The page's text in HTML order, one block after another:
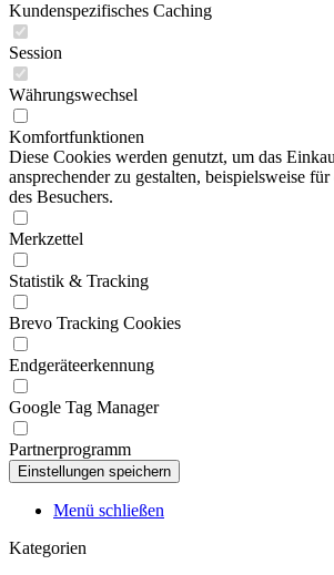
Kundenspezifisches Caching
Session
Währungswechsel
Komfortfunktionen
Diese Cookies werden genutzt, um das
ansprechender zu gestalten, beispielsweise
des Besuchers.
Merkzettel
Statistik & Tracking
Brevo Tracking Cookies
Endgeräteerkennung
Google Tag Manager
Partnerprogramm
Menü schließen
Kategorien